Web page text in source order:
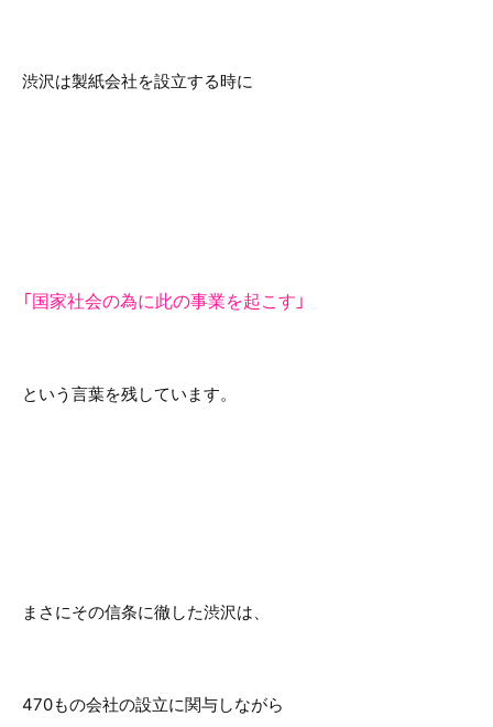
渋沢は製紙会社を設立する時に
「国家社会の為に此の事業を起こす」
という言葉を残しています。
まさにその信条に徹した渋沢は、
470もの会社の設立に関与しながら